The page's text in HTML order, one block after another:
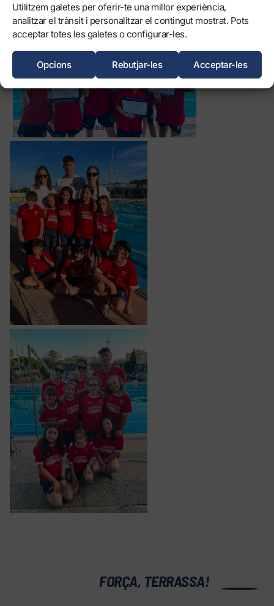
Utilitzem galetes per oferir-te una millor experiència,
analitzar el trànsit i personalitzar el contingut mostrat. Pots
acceptar totes les galetes o configurar-les.
Acceptar-les
Rebutjar-les
Opcions
FORÇA, TERRASSA!